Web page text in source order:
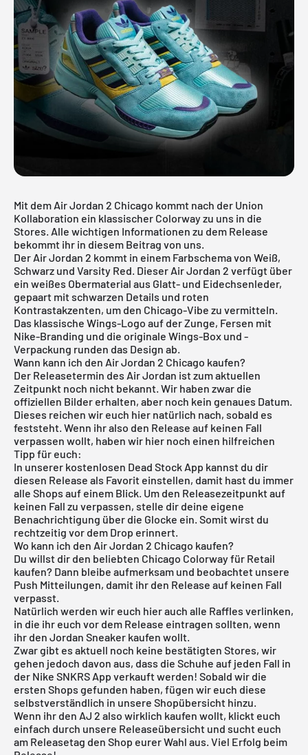
Mit dem Air Jordan 2 Chicago kommt nach der Union
Kollaboration ein klassischer Colorway zu uns in die
Stores. Alle wichtigen Informationen zu dem Release
bekommt ihr in diesem Beitrag von uns.
Der Air Jordan 2 kommt in einem Farbschema von Weiß,
Schwarz und Varsity Red. Dieser Air Jordan 2 verfügt über
ein weißes Obermaterial aus Glatt- und Eidechsenleder,
gepaart mit schwarzen Details und roten
Kontrastakzenten, um den Chicago-Vibe zu vermitteln.
Das klassische Wings-Logo auf der Zunge, Fersen mit
Nike-Branding und die originale Wings-Box und -
Verpackung runden das Design ab.
Wann kann ich den Air Jordan 2 Chicago kaufen?
Der Releasetermin des Air Jordan ist zum aktuellen
Zeitpunkt noch nicht bekannt. Wir haben zwar die
offiziellen Bilder erhalten, aber noch kein genaues Datum.
Dieses reichen wir euch hier natürlich nach, sobald es
feststeht. Wenn ihr also den Release auf keinen Fall
verpassen wollt, haben wir hier noch einen hilfreichen
Tipp für euch:
In unserer kostenlosen Dead Stock App kannst du dir
diesen Release als Favorit einstellen, damit hast du immer
alle Shops auf einem Blick. Um den Releasezeitpunkt auf
keinen Fall zu verpassen, stelle dir deine eigene
Benachrichtigung über die Glocke ein. Somit wirst du
rechtzeitig vor dem Drop erinnert.
Wo kann ich den Air Jordan 2 Chicago kaufen?
Du willst dir den beliebten Chicago Colorway für Retail
kaufen? Dann bleibe aufmerksam und beobachtet unsere
Push Mitteilungen, damit ihr den Release auf keinen Fall
verpasst.
Natürlich werden wir euch hier auch alle Raffles verlinken,
in die ihr euch vor dem Release eintragen sollten, wenn
ihr den Jordan Sneaker kaufen wollt.
Zwar gibt es aktuell noch keine bestätigten Stores, wir
gehen jedoch davon aus, dass die Schuhe auf jeden Fall in
der Nike SNKRS App verkauft werden! Sobald wir die
ersten Shops gefunden haben, fügen wir euch diese
selbstverständlich in unsere Shopübersicht hinzu.
Wenn ihr den AJ 2 also wirklich kaufen wollt, klickt euch
einfach durch unsere Releaseübersicht und sucht euch
am Releasetag den Shop eurer Wahl aus. Viel Erfolg beim